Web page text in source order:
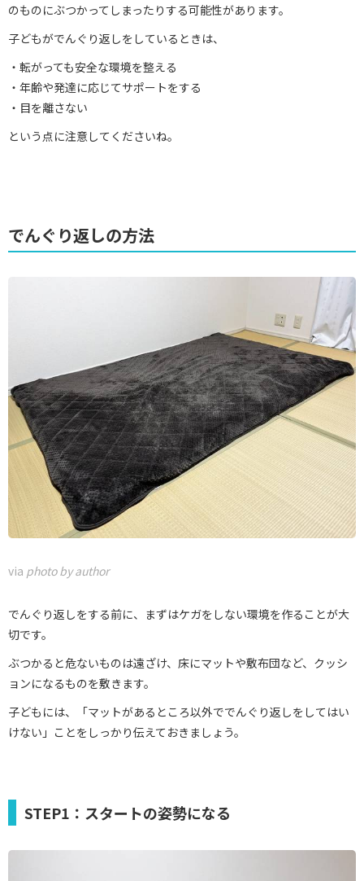
のものにぶつかってしまったりする可能性があります。
子どもがでんぐり返しをしているときは、
・転がっても安全な環境を整える
・年齢や発達に応じてサポートをする
・目を離さない
という点に注意してくださいね。
でんぐり返しの方法
via photo by author
でんぐり返しをする前に、まずはケガをしない環境を作ることが大
切です。
ぶつかると危ないものは遠ざけ、床にマットや敷布団など、クッシ
ョンになるものを敷きます。
子どもには、「マットがあるところ以外ででんぐり返しをしてはい
けない」ことをしっかり伝えておきましょう。
STEP1：スタートの姿勢になる